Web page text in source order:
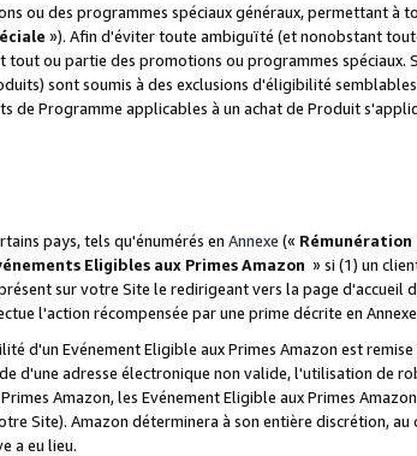
ou des programmes spéciaux généraux, permettant à
»). Afin d'éviter toute ambiguïté (et nonobstant
ou partie des promotions ou programmes spéciaux.
sont soumis à des exclusions d'éligibilité
de Programme applicables à un achat de Produit
pays, tels qu'énumérés en Annexe (« Rémunération
Eligibles aux Primes Amazon » si (1) un
sur votre Site le redirigeant vers la page d'accueil
l'action récompensée par une prime décrite en
d'un Evénement Eligible aux Primes Amazon est
d'une adresse électronique non valide, l'utilisation de
Amazon, les Evénement Eligible aux Primes
Site). Amazon déterminera à son entière discrétion, au
a eu lieu.